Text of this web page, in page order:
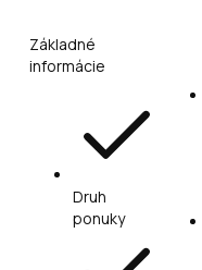
Základné
informácie
Druh
ponuky